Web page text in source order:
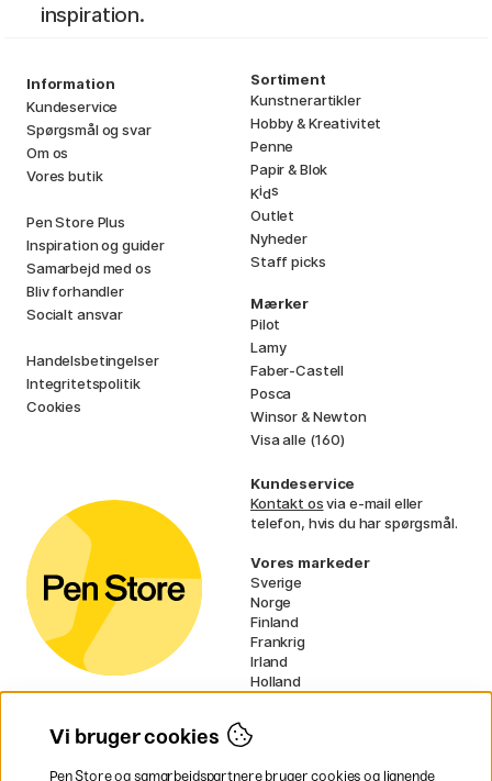
inspiration.
Information
Kundeservice
Spørgsmål og svar
Om os
Vores butik
Pen Store Plus
Inspiration og guider
Samarbejd med os
Bliv forhandler
Socialt ansvar
Handelsbetingelser
Integritetspolitik
Cookies
Sortiment
Kunstnerartikler
Hobby & Kreativitet
Penne
Papir & Blok
Kids
Outlet
Nyheder
Staff picks
Mærker
Pilot
Lamy
Faber-Castell
Posca
Winsor & Newton
Visa alle (160)
Kundeservice
Kontakt osvia e-mail eller
telefon, hvis du har spørgsmål.
Vores markeder
Sverige
Norge
Finland
Frankrig
Irland
Holland
EU
Vi bruger cookies
Pen Store og samarbejdspartnere bruger cookies og lignende